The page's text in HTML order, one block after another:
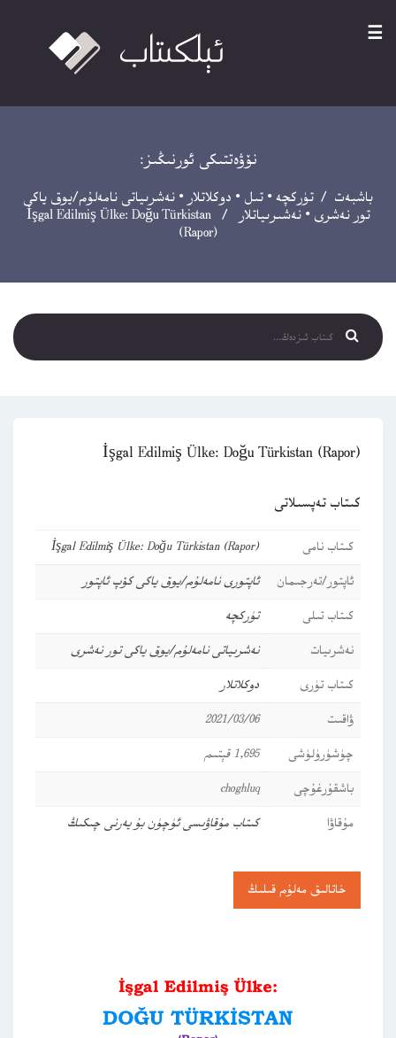
☰
نۆۋەتتىكى ئورنىڭىز:
باشبەت / تۈركچە • تىل • دوكلاتلار • نەشرىياتى نامەلۇم/يوق ياكى
تور نەشرى •نەشىرىياتلار
/ İşgal Edilmiş Ülke: Doğu Türkistan
(Rapor)
İşgal Edilmiş Ülke: Doğu Türkistan (Rapor)
كىتاب تەپسىلاتى
كىتاب نامى
İşgal Edilmiş Ülke: Doğu Türkistan (Rapor)
ئاپتور/تەرجىمان
ئاپتورى نامەلۇم/يوق ياكى كۆپ ئاپتور
كىتاب تىلى
تۈركچە
نەشرىيات
نەشرىياتى نامەلۇم/يوق ياكى تور نەشرى
كىتاب تۈرى
دوكلاتلار
ۋاقىت
2021/03/06
چۈشۈرۈلۈشى
1,695 قېتىم
باشقۇرغۇچى
choghluq
مۇقاۋا
كىتاب مۇقاۋىسى ئۈچۈن بۇ يەرنى چىكىڭ
خاتالىق مەلۇم قىلىڭ